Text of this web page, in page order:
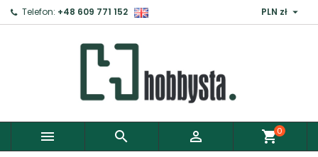
Telefon: +48 609 771 152 PLN zł 
   shopping_cart0